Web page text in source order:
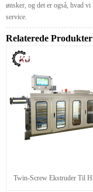
ønsker, og det er også, hvad
service.
Relaterede Produkter
Twin-Screw Ekstruder Til